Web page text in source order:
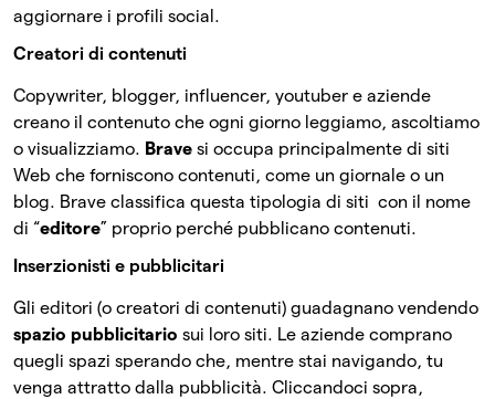
aggiornare i profili social.
Creatori di contenuti
Copywriter, blogger, influencer, youtuber e aziende
creano il contenuto che ogni giorno leggiamo, ascoltiamo
o visualizziamo. Brave si occupa principalmente di siti
Web che forniscono contenuti, come un giornale o un
blog. Brave classifica questa tipologia di siti con il nome
di “editore” proprio perché pubblicano contenuti.
Inserzionisti e pubblicitari
Gli editori (o creatori di contenuti) guadagnano vendendo
spazio pubblicitario sui loro siti. Le aziende comprano
quegli spazi sperando che, mentre stai navigando, tu
venga attratto dalla pubblicità. Cliccandoci sopra,